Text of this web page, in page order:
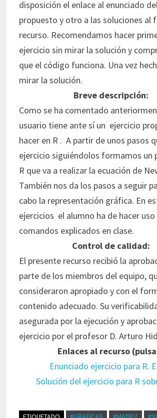
disposición el enlace al enunciado
propuesto y otro a las soluciones al
recurso. Recomendamos hacer
ejercicio sin mirar la solución y
que el código funciona. Una vez
mirar la solución.
Breve descripción:
Como se ha comentado
usuario tiene ante sí un ejercicio
hacer en R . A partir de unos pasos
ejercicio siguiéndolos formamos un
R que va a realizar la ecuación de
También nos da los pasos a seguir
cabo la representación gráfica. En
ejercicios el alumno ha de hacer uso
comandos explicados en clase.
Control de calidad:
El presente recurso recibió la
parte de los miembros del equipo,
consideraron apropiado y con el
contenido adecuado. Su
asegurada por la ejecución y
ejercicio por el profesor D. Arturo
Enlaces al recurso
Enunciado ejercicio para R.
Solución del ejercicio para R